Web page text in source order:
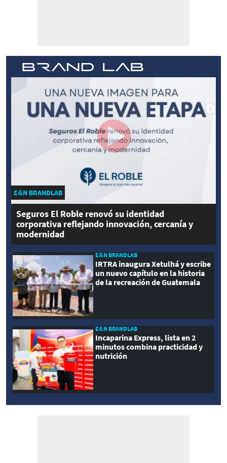
E&N BRANDLAB
Seguros El Roble renovó su identidad
corporativa reflejando innovación, cercanía y
modernidad
E&N BRANDLAB
IRTRA inaugura Xetulhá y escribe
un nuevo capítulo en la historia
de la recreación de Guatemala
E&N BRANDLAB
Incaparina Express, lista en 2
minutos combina practicidad y
nutrición